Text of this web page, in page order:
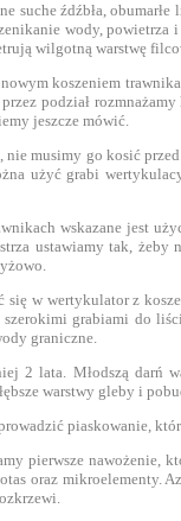
suche źdźbła,
wody, powietrza
wilgotną warstwę
koszeniem
podział
jeszcze mówić.
musimy go kosić
użyć grabi
wskazane jest
ustawiamy tak,
w wertykulator z
grabiami do
graniczne.
2 lata. Młodszą darń
warstwy gleby i
piaskowanie,
pierwsze nawożenie,
oraz mikroelementy.